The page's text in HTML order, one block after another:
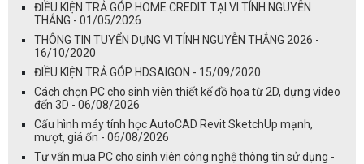
ĐIỀU KIỆN TRẢ GÓP HOME CREDIT TẠI VI TÍNH NGUYỄN
THẮNG - 01/05/2026
THÔNG TIN TUYỂN DỤNG VI TÍNH NGUYỄN THẮNG 2026 -
16/10/2020
ĐIỀU KIỆN TRẢ GÓP HDSAIGON - 15/09/2020
Cách chọn PC cho sinh viên thiết kế đồ họa từ 2D, dựng video
đến 3D - 06/08/2026
Cấu hình máy tính học AutoCAD Revit SketchUp mạnh,
mượt, giá ổn - 06/08/2026
Tư vấn mua PC cho sinh viên công nghệ thông tin sử dụng -